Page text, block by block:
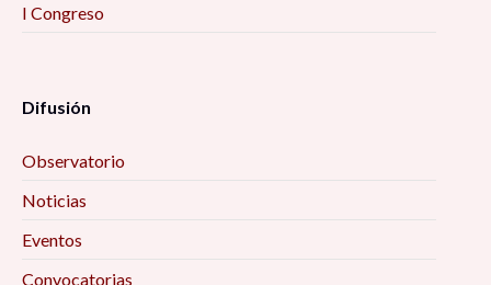
I Congreso
Difusión
Observatorio
Noticias
Eventos
Convocatorias